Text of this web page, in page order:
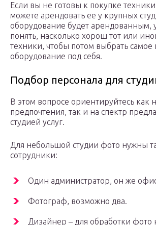
Если вы не готовы к покупке
можете арендовать ее у крупных
оборудование будет арендованным,
понять, насколько хорош тот или
техники, чтобы потом выбрать самое
оборудование под себя.
Подбор персонала для
В этом вопросе ориентируйтесь как
предпочтения, так и на спектр
студией услуг.
Для небольшой студии фото нужны
сотрудники:
Один администратор, он же
Фотограф, возможно два.
Дизайнер – для обработки фото